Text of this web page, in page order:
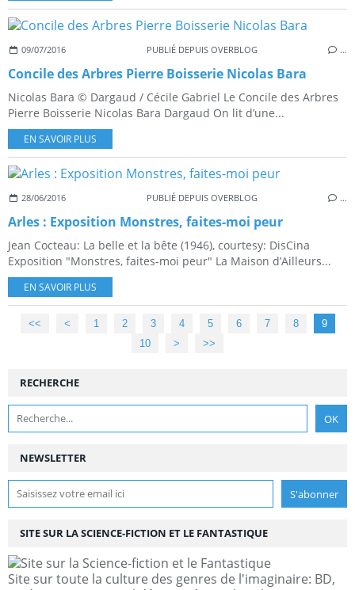
09/07/2016 PUBLIÉ DEPUIS OVERBLOG …
Concile des Arbres Pierre Boisserie Nicolas Bara
Nicolas Bara © Dargaud / Cécile Gabriel Le Concile des Arbres
Pierre Boisserie Nicolas Bara Dargaud On lit d’une...
EN SAVOIR PLUS
28/06/2016 PUBLIÉ DEPUIS OVERBLOG …
Arles : Exposition Monstres, faites-moi peur
Jean Cocteau: La belle et la bête (1946), courtesy: DisCina
Exposition "Monstres, faites-moi peur" La Maison d’Ailleurs...
EN SAVOIR PLUS
<< < 1 2 3 4 5 6 7 8
9
10
> >>
NEWSLETTER
RECHERCHE
SITE SUR LA SCIENCE-FICTION ET LE FANTASTIQUE
Site sur toute la culture des genres de l'imaginaire: BD,